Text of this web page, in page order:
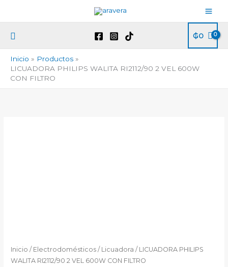
Buscar ₲0
Inicio
Productos
LICUADORA PHILIPS WALITA RI2112/90 2 VEL 600W
CON FILTRO
Inicio / Electrodomésticos / Licuadora / LICUADORA PHILIPS
WALITA RI2112/90 2 VEL 600W CON FILTRO